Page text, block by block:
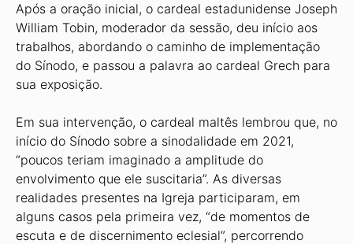
Após a oração inicial, o cardeal estadunidense Joseph
William Tobin, moderador da sessão, deu início aos
trabalhos, abordando o caminho de implementação
do Sínodo, e passou a palavra ao cardeal Grech para
sua exposição.
Em sua intervenção, o cardeal maltês lembrou que, no
início do Sínodo sobre a sinodalidade em 2021,
“poucos teriam imaginado a amplitude do
envolvimento que ele suscitaria”. As diversas
realidades presentes na Igreja participaram, em
alguns casos pela primeira vez, “de momentos de
escuta e de discernimento eclesial”, percorrendo